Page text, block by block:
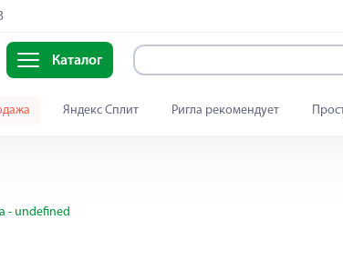
Каталог
Яндекс Сплит Ригла рекомендует
- undefined